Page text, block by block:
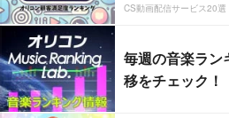
CS動画配信サービス20選
毎週の音楽ラン
移をチェック！